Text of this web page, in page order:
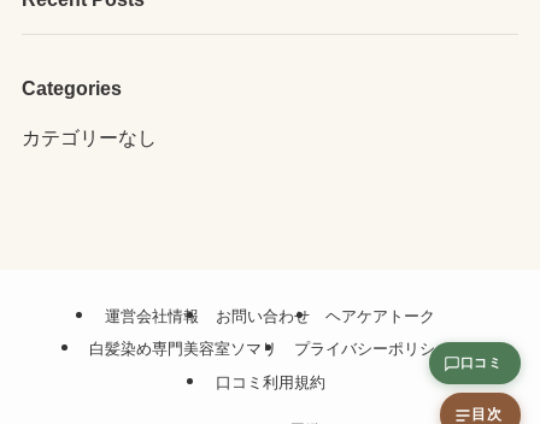
Categories
カテゴリーなし
運営会社情報 お問い合わせ
ヘアケアトーク
白髪染め専門美容室ソマリ
プライバシーポリシー
口コミ利用規約
口コミ
目次